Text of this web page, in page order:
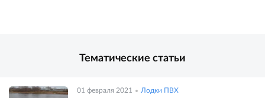
Тематические статьи
01 февраля 2021 Лодки ПВХ